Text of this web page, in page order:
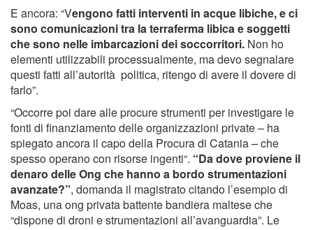
E ancora: “Vengono fatti interventi in acque libiche, e ci
sono comunicazioni tra la terraferma libica e soggetti
che sono nelle imbarcazioni dei soccorritori. Non ho
elementi utilizzabili processualmente, ma devo segnalare
questi fatti all’autorità politica, ritengo di avere il dovere di
farlo”.
“Occorre poi dare alle procure strumenti per investigare le
fonti di finanziamento delle organizzazioni private – ha
spiegato ancora il capo della Procura di Catania – che
spesso operano con risorse ingenti“. “Da dove proviene il
denaro delle Ong che hanno a bordo strumentazioni
avanzate?”, domanda il magistrato citando l’esempio di
Moas, una ong privata battente bandiera maltese che
“dispone di droni e strumentazioni all’avanguardia”. Le